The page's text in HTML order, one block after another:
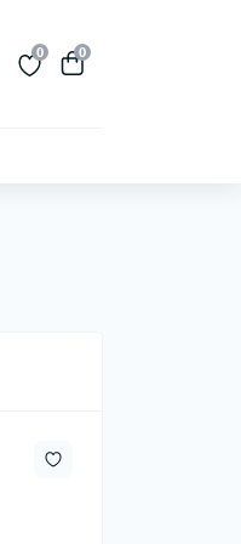
0 0